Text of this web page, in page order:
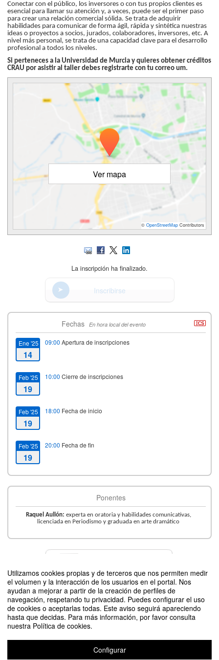
Utilizamos cookies propias y de terceros que nos permiten medir
el volumen y la interacción de los usuarios en el portal. Nos
ayudan a mejorar a partir de la creación de perfiles de
navegación, respetando tu privacidad. Puedes configurar el uso
de cookies o aceptarlas todas. Este aviso seguirá apareciendo
hasta que decidas. Para más información, por favor consulta
nuestra Política de cookies.
Configurar
Conectar con el público, los inversores o con tus propios clientes es
esencial para llamar su atención y, a veces, puede ser el primer paso
para crear una relación comercial sólida. Se trata de adquirir
habilidades para comunicar de forma ágil, rápida y sintética nuestras
ideas o proyectos a socios, jurados, colaboradores, inversores, etc. A
nivel más personal, se trata de una capacidad clave para el desarrollo
profesional a todos los niveles.
Si perteneces a la Universidad de Murcia y quieres obtener créditos
CRAU por asistir al taller debes registrarte con tu correo um.
Ver mapa
© OpenStreetMap Contributors
La inscripción ha finalizado.
Inscribirse
Fechas En hora local del evento
Ene '25
14
09:00 Apertura de inscripciones
Feb '25
19
10:00 Cierre de inscripciones
Feb '25
19
18:00 Fecha de inicio
Feb '25
19
20:00 Fecha de fin
Ponentes
Raquel Aullón: experta en oratoria y habilidades comunicativas,
licenciada en Periodismo y graduada en arte dramático
Difunde tu evento poniendo el siguiente código en tu sitio